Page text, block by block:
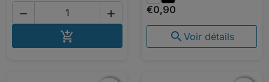
 
 AJOUTER AU PANIER
€0,90
 Voir détails